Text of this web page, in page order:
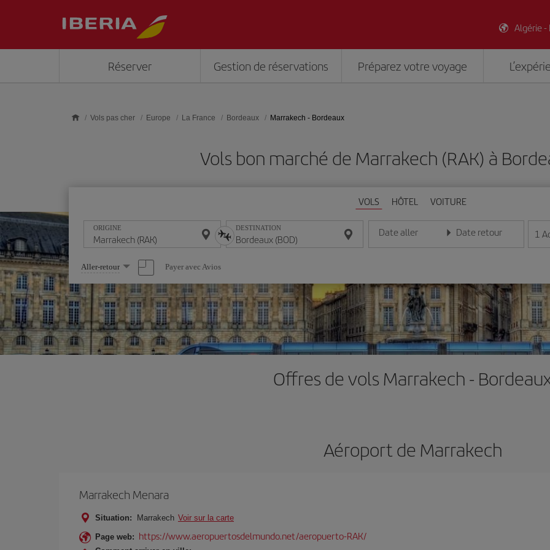
Algérie -
Réserver Gestion de réservations Préparez votre voyage
Vols pas cher Europe La France Bordeaux Marrakech - Bordeaux
Vols bon marché de Marrakech (RAK) à
VOLS HÔTEL VOITURE
ORIGINE DESTINATION Date aller
Entrez la date au format jour/mois/année
Date retour
Entrez la date au format 1
Sélectionnez
une
option
Aller-retour Payer avec Avios
Offres de vols Marrakech -
Aéroport de Marrakech
Marrakech Menara
Situation: Marrakech Voir sur la carte
Page web: https://www.aeropuertosdelmundo.net/aeropuerto-RAK/